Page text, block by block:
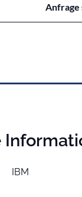
Anfrage
IBM